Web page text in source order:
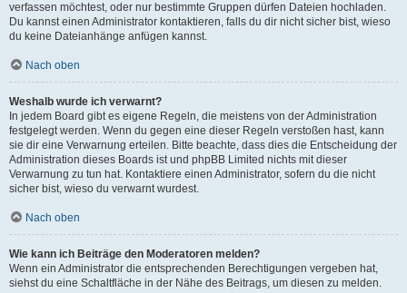
verfassen möchtest, oder nur bestimmte Gruppen dürfen Dateien hochladen.
Du kannst einen Administrator kontaktieren, falls du dir nicht sicher bist, wieso
du keine Dateianhänge anfügen kannst.
Nach oben
Weshalb wurde ich verwarnt?
In jedem Board gibt es eigene Regeln, die meistens von der Administration
festgelegt werden. Wenn du gegen eine dieser Regeln verstoßen hast, kann
sie dir eine Verwarnung erteilen. Bitte beachte, dass dies die Entscheidung der
Administration dieses Boards ist und phpBB Limited nichts mit dieser
Verwarnung zu tun hat. Kontaktiere einen Administrator, sofern du die nicht
sicher bist, wieso du verwarnt wurdest.
Nach oben
Wie kann ich Beiträge den Moderatoren melden?
Wenn ein Administrator die entsprechenden Berechtigungen vergeben hat,
siehst du eine Schaltfläche in der Nähe des Beitrags, um diesen zu melden.